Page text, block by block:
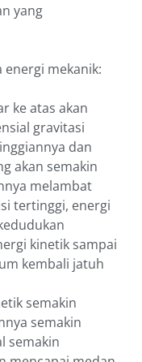
yang
mekanik:
ke atas akan
gravitasi
dan
akan semakin
melambat
tertinggi, energi
kinetik sampai
kembali jatuh
semakin
semakin
semakin